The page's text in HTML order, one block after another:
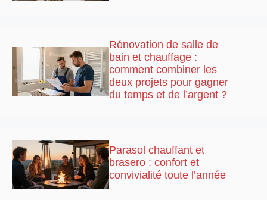
Rénovation de salle de
bain et chauffage :
comment combiner les
deux projets pour gagner
du temps et de l’argent ?
Parasol chauffant et
brasero : confort et
convivialité toute l’année